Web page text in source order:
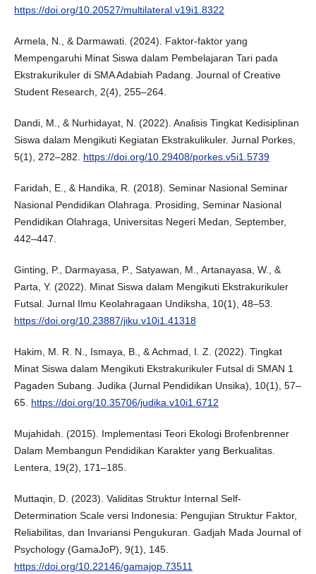
https://doi.org/10.20527/multilateral.v19i1.8322
Armela, N., & Darmawati. (2024). Faktor-faktor yang
Mempengaruhi Minat Siswa dalam Pembelajaran Tari pada
Ekstrakurikuler di SMA Adabiah Padang. Journal of Creative
Student Research, 2(4), 255–264.
Dandi, M., & Nurhidayat, N. (2022). Analisis Tingkat Kedisiplinan
Siswa dalam Mengikuti Kegiatan Ekstrakulikuler. Jurnal Porkes,
5(1), 272–282. https://doi.org/10.29408/porkes.v5i1.5739
Faridah, E., & Handika, R. (2018). Seminar Nasional Seminar
Nasional Pendidikan Olahraga. Prosiding, Seminar Nasional
Pendidikan Olahraga, Universitas Negeri Medan, September,
442–447.
Ginting, P., Darmayasa, P., Satyawan, M., Artanayasa, W., &
Parta, Y. (2022). Minat Siswa dalam Mengikuti Ekstrakurikuler
Futsal. Jurnal Ilmu Keolahragaan Undiksha, 10(1), 48–53.
https://doi.org/10.23887/jiku.v10i1.41318
Hakim, M. R. N., Ismaya, B., & Achmad, I. Z. (2022). Tingkat
Minat Siswa dalam Mengikuti Ekstrakurikuler Futsal di SMAN 1
Pagaden Subang. Judika (Jurnal Pendidikan Unsika), 10(1), 57–
65. https://doi.org/10.35706/judika.v10i1.6712
Mujahidah. (2015). Implementasi Teori Ekologi Brofenbrenner
Dalam Membangun Pendidikan Karakter yang Berkualitas.
Lentera, 19(2), 171–185.
Muttaqin, D. (2023). Validitas Struktur Internal Self-
Determination Scale versi Indonesia: Pengujian Struktur Faktor,
Reliabilitas, dan Invariansi Pengukuran. Gadjah Mada Journal of
Psychology (GamaJoP), 9(1), 145.
https://doi.org/10.22146/gamajop.73511